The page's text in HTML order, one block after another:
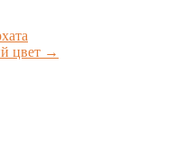
цвет →